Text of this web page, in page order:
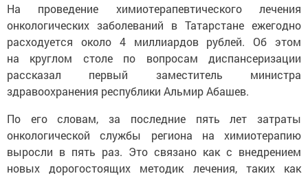
На проведение химиотерапевтического лечения
онкологических заболеваний в Татарстане ежегодно
расходуется около 4 миллиардов рублей. Об этом
на круглом столе по вопросам диспансеризации
рассказал первый заместитель министра
здравоохранения республики Альмир Абашев.
По его словам, за последние пять лет затраты
онкологической службы региона на химиотерапию
выросли в пять раз. Это связано как с внедрением
новых дорогостоящих методик лечения, таких как